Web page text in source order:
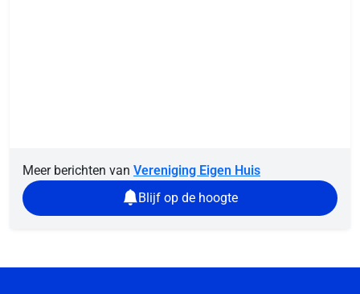
Meer berichten van Vereniging Eigen Huis
Blijf op de hoogte